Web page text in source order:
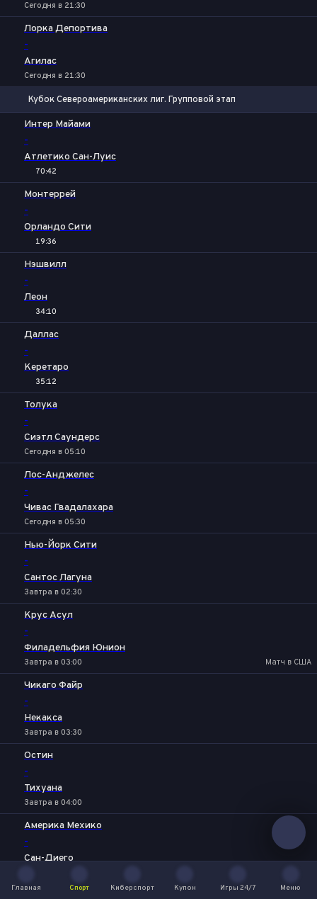
Сегодня в 21:30
Лорка Депортива
-
Агилас
Сегодня в 21:30
Кубок Североамериканских лиг. Групповой этап
Интер Майами
-
Атлетико Сан-Луис
70:42
Монтеррей
-
Орландо Сити
19:36
Нэшвилл
-
Леон
34:10
Даллас
-
Керетаро
35:12
Толука
-
Сиэтл Саундерс
Сегодня в 05:10
Лос-Анджелес
-
Чивас Гвадалахара
Сегодня в 05:30
Нью-Йорк Сити
-
Сантос Лагуна
Завтра в 02:30
Крус Асул
-
Филадельфия Юнион
Завтра в 03:00 Матч в США
Чикаго Файр
-
Некакса
Завтра в 03:30
Остин
-
Тихуана
Завтра в 04:00
Америка Мехико
-
Сан-Диего
Главная
Спорт
Киберспорт
Купон
Игры 24/7
Меню